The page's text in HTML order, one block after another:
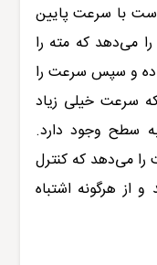
است با سرعت پایین
را می‌دهد که مته را
و سپس سرعت را
سرعت خیلی زیاد
سطح وجود دارد.
را می‌دهد که کنترل
از هرگونه اشتباه